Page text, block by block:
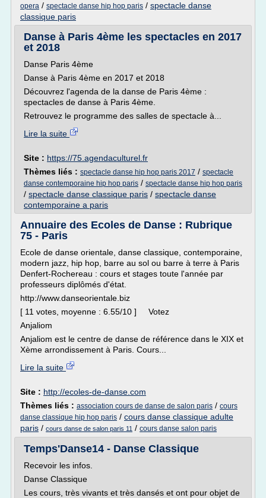
opera / spectacle danse hip hop paris / spectacle danse
classique paris
Danse à Paris 4ème les spectacles en 2017
et 2018
Danse Paris 4ème
Danse à Paris 4ème en 2017 et 2018
Découvrez l'agenda de la danse de Paris 4ème :
spectacles de danse à Paris 4ème.
Retrouvez le programme des salles de spectacle à...
Lire la suite
Site : https://75.agendaculturel.fr
Thèmes liés : spectacle danse hip hop paris 2017 / spectacle
danse contemporaine hip hop paris / spectacle danse hip hop paris
/ spectacle danse classique paris / spectacle danse
contemporaine a paris
Annuaire des Ecoles de Danse : Rubrique
75 - Paris
Ecole de danse orientale, danse classique, contemporaine,
modern jazz, hip hop, barre au sol ou barre à terre à Paris
Denfert-Rochereau : cours et stages toute l'année par
professeurs diplômés d'état.
http://www.danseorientale.biz
[ 11 votes, moyenne : 6.55/10 ] Votez
Anjaliom
Anjaliom est le centre de danse de référence dans le XIX et
Xème arrondissement à Paris. Cours...
Lire la suite
Site : http://ecoles-de-danse.com
Thèmes liés : association cours de danse de salon paris / cours
danse classique hip hop paris / cours danse classique adulte
paris / cours danse de salon paris 11 / cours danse salon paris
Temps'Danse14 - Danse Classique
Recevoir les infos.
Danse Classique
Les cours, très vivants et très dansés et ont pour objet de